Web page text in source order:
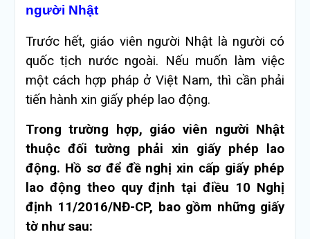
người Nhật
Trước hết, giáo viên người Nhật là người có
quốc tịch nước ngoài. Nếu muốn làm việc
một cách hợp pháp ở Việt Nam, thì cần phải
tiến hành xin giấy phép lao động.
Trong trường hợp, giáo viên người Nhật
thuộc đối tường phải xin giấy phép lao
động. Hồ sơ để đề nghị xin cấp giấy phép
lao động theo quy định tại điều 10 Nghị
định 11/2016/NĐ-CP, bao gồm những giấy
tờ như sau: